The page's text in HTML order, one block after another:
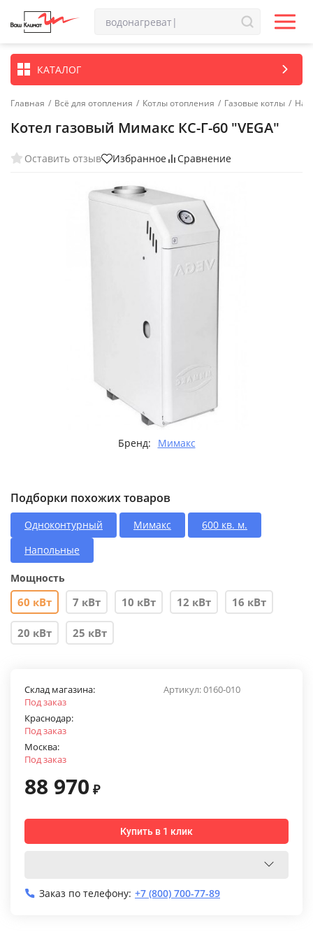
КАТАЛОГ
Главная / Всё для отопления / Котлы отопления / Газовые котлы /
Котел газовый Мимакс КС-Г-60 "VEGA"
Оставить отзыв Избранное Сравнение
Бренд: Мимакс
Подборки похожих товаров
Одноконтурный Мимакс
600 кв. м.
Напольные
Мощность
60 кВт 7 кВт 10 кВт 12 кВт 16 кВт
20 кВт 25 кВт
Артикул:0160-010
Склад магазина:
Под заказ
Краснодар:
Под заказ
Москва:
Под заказ
88 970 ₽
Купить в 1 клик
Заказ по телефону: +7 (800) 700-77-89